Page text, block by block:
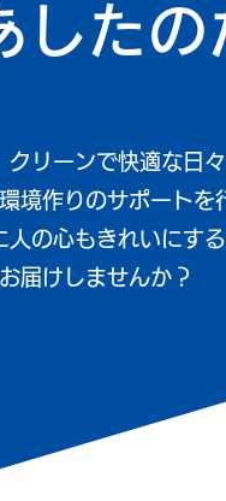
した
リーンで快適な日
境作りのサポートを
の心もきれいにす
届けしませんか？